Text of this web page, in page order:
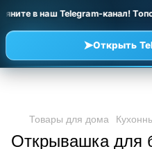
в наш Telegram-канал!
➤Открыть
Товары для дома
Открывашка для